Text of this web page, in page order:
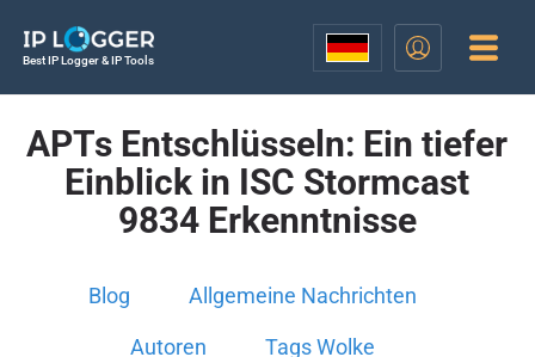
Best IP Logger & IP Tools
APTs Entschlüsseln: Ein tiefer
Einblick in ISC Stormcast
9834 Erkenntnisse
Blog Allgemeine Nachrichten
Autoren Tags Wolke